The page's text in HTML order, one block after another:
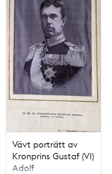
Vävt porträtt av
Kronprins Gustaf (VI)
Adolf